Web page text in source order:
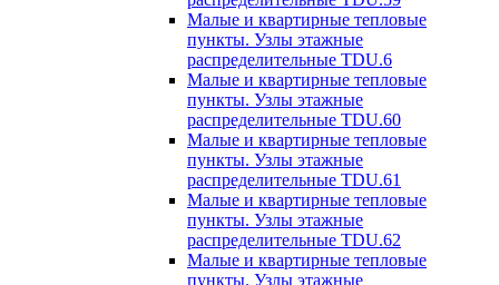
Малые и квартирные тепловые
пункты. Узлы этажные
распределительные TDU.6
Малые и квартирные тепловые
пункты. Узлы этажные
распределительные TDU.60
Малые и квартирные тепловые
пункты. Узлы этажные
распределительные TDU.61
Малые и квартирные тепловые
пункты. Узлы этажные
распределительные TDU.62
Малые и квартирные тепловые
пункты. Узлы этажные